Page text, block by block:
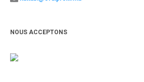
NOUS ACCEPTONS